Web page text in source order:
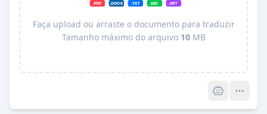
Faça upload ou arraste o documento para traduzir
Tamanho máximo do arquivo 10MB